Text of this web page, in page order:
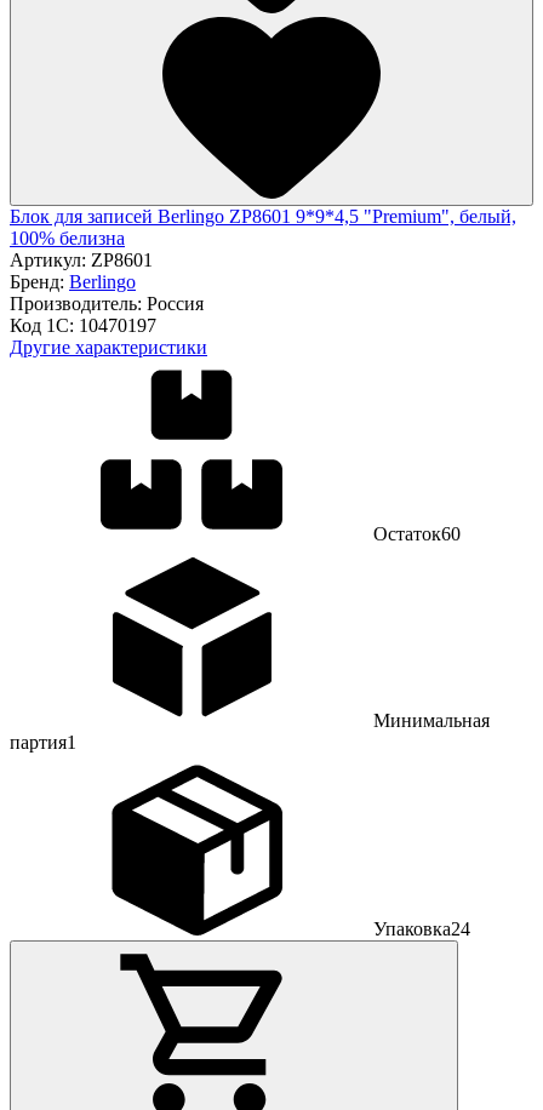
Блок для записей Berlingo ZP8601 9*9*4,5 "Premium", белый,
100% белизна
Артикул: ZP8601
Бренд: Berlingo
Производитель: Россия
Код 1С: 10470197
Другие характеристики
Остаток60
Минимальная
партия1
Упаковка24